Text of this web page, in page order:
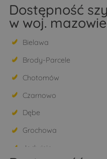
Dostępność
w woj.
Bielawa
Brody-Parcele
Chotomów
Czarnowo
Dębe
Grochowa
Jadwisin